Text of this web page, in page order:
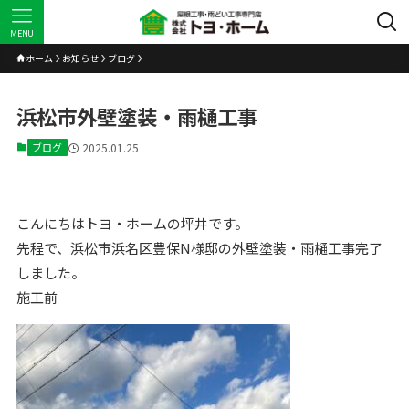
MENU
ホーム お知らせ ブログ
浜松市外壁塗装・雨樋工事
ブログ 2025.01.25
こんにちはトヨ・ホームの坪井です。
先程で、浜松市浜名区豊保N様邸の外壁塗装・雨樋工事完了
しました。
施工前